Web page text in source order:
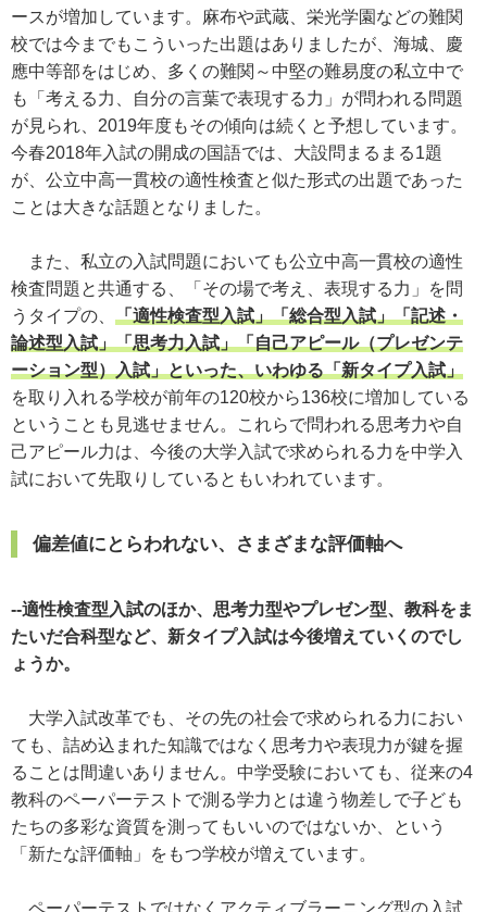
ースが増加しています。麻布や武蔵、栄光学園などの難関
校では今までもこういった出題はありましたが、海城、慶
應中等部をはじめ、多くの難関～中堅の難易度の私立中で
も「考える力、自分の言葉で表現する力」が問われる問題
が見られ、2019年度もその傾向は続くと予想しています。
今春2018年入試の開成の国語では、大設問まるまる1題
が、公立中高一貫校の適性検査と似た形式の出題であった
ことは大きな話題となりました。
また、私立の入試問題においても公立中高一貫校の適性
検査問題と共通する、「その場で考え、表現する力」を問
うタイプの、 「適性検査型入試」「総合型入試」「記述・
論述型入試」「思考力入試」「自己アピール（プレゼンテ
ーション型）入試」といった、いわゆる「新タイプ入試」
を取り入れる学校が前年の120校から136校に増加している
ということも見逃せません。これらで問われる思考力や自
己アピール力は、今後の大学入試で求められる力を中学入
試において先取りしているともいわれています。
偏差値にとらわれない、さまざまな評価軸へ
--適性検査型入試のほか、思考力型やプレゼン型、教科をま
たいだ合科型など、新タイプ入試は今後増えていくのでし
ょうか。
大学入試改革でも、その先の社会で求められる力におい
ても、詰め込まれた知識ではなく思考力や表現力が鍵を握
ることは間違いありません。中学受験においても、従来の4
教科のペーパーテストで測る学力とは違う物差しで子ども
たちの多彩な資質を測ってもいいのではないか、という
「新たな評価軸」をもつ学校が増えています。
ペーパーテストではなくアクティブラーニング型の入試